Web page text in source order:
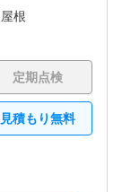
屋根
定期点検
見積もり無料